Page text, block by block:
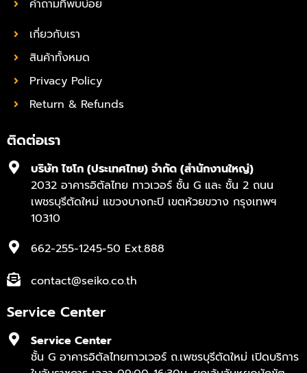
คำถามที่พบบ่อย
เกี่ยวกับเรา
สินค้าทั้งหมด
Privacy Policy
Return & Refunds
ติดต่อเรา
บริษัท ไซโก (ประเทศไทย) จำกัด (สำนักงานใหญ่)
2032 อาคารอิตัลไทย ทาวเวอร์ ชั้น G และ ชั้น 2 ถนน
เพชรบุรีตัดใหม่ แขวงบางกะปิ เขตห้วยขวาง กรุงเทพฯ
10310
662-255-1245-50 Ext.888
contact@seiko.co.th
Service Center
Service Center
ชั้น G อาคารอิตัลไทยทาวเวอร์ ถ.เพชรบุรีตัดใหม่ เปิดบริการ